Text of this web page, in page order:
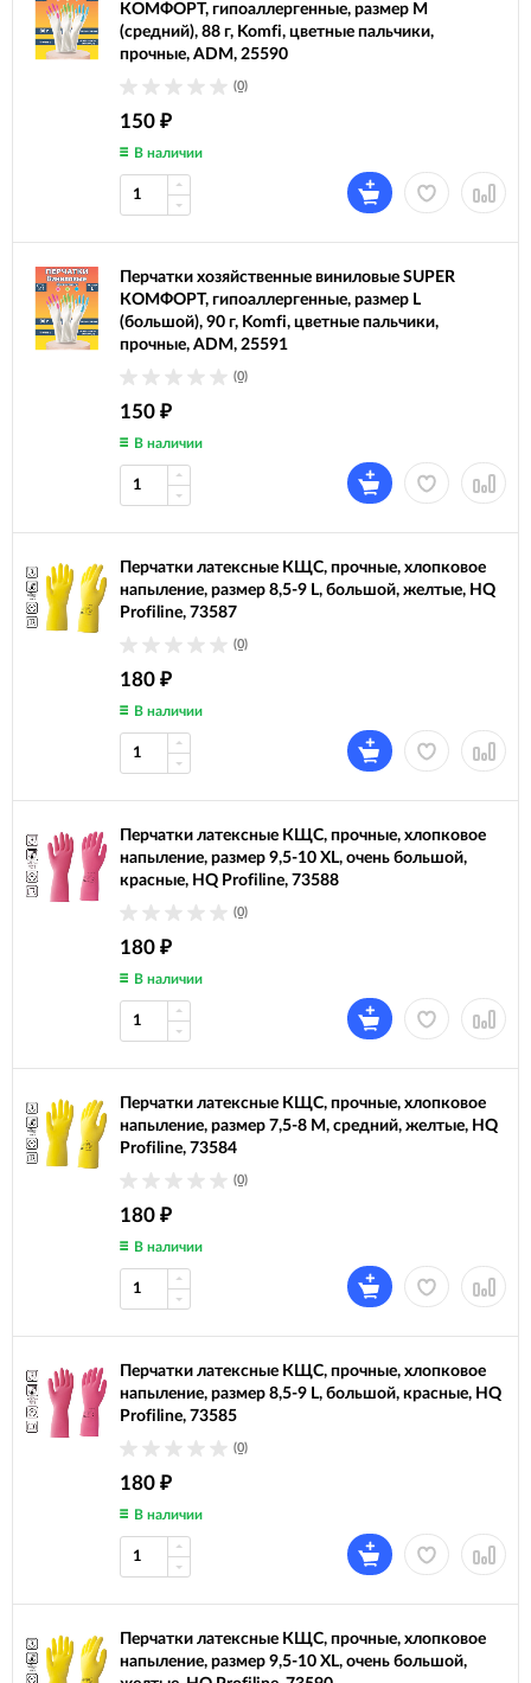
КОМФОРТ, гипоаллергенные, размер M
(средний), 88 г, Komfi, цветные пальчики,
прочные, ADM, 25590
(0)
150 ₽
В наличии
Перчатки хозяйственные виниловые SUPER
КОМФОРТ, гипоаллергенные, размер L
(большой), 90 г, Komfi, цветные пальчики,
прочные, ADM, 25591
(0)
150 ₽
В наличии
Перчатки латексные КЩС, прочные, хлопковое
напыление, размер 8,5-9 L, большой, желтые, HQ
Profiline, 73587
(0)
180 ₽
В наличии
Перчатки латексные КЩС, прочные, хлопковое
напыление, размер 9,5-10 XL, очень большой,
красные, HQ Profiline, 73588
(0)
180 ₽
В наличии
Перчатки латексные КЩС, прочные, хлопковое
напыление, размер 7,5-8 M, средний, желтые, HQ
Profiline, 73584
(0)
180 ₽
В наличии
Перчатки латексные КЩС, прочные, хлопковое
напыление, размер 8,5-9 L, большой, красные, HQ
Profiline, 73585
(0)
180 ₽
В наличии
Перчатки латексные КЩС, прочные, хлопковое
напыление, размер 9,5-10 XL, очень большой,